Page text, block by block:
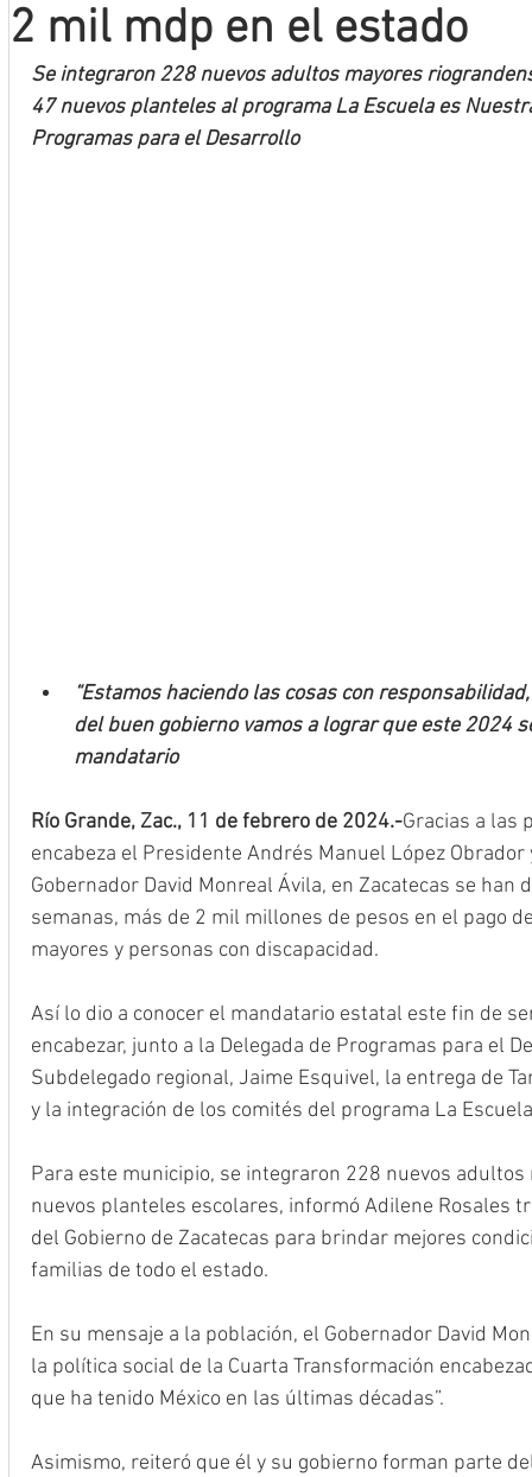
2 mil mdp en el estado
Se integraron 228 nuevos adultos mayores
47 nuevos planteles al programa La Escuela es
Programas para el Desarrollo
“Estamos haciendo las cosas con
del buen gobierno vamos a lograr que este 2024
mandatario
Río Grande, Zac., 11 de febrero de 2024.-Gracias a las
encabeza el Presidente Andrés Manuel López
Gobernador David Monreal Ávila, en Zacatecas se
semanas, más de 2 mil millones de pesos en el pago
mayores y personas con discapacidad.
Así lo dio a conocer el mandatario estatal este fin de
encabezar, junto a la Delegada de Programas para el
Subdelegado regional, Jaime Esquivel, la entrega de
y la integración de los comités del programa La
Para este municipio, se integraron 228 nuevos
nuevos planteles escolares, informó Adilene Rosales
del Gobierno de Zacatecas para brindar mejores
familias de todo el estado.
En su mensaje a la población, el Gobernador David
la política social de la Cuarta Transformación
que ha tenido México en las últimas décadas”.
Asimismo, reiteró que él y su gobierno forman parte